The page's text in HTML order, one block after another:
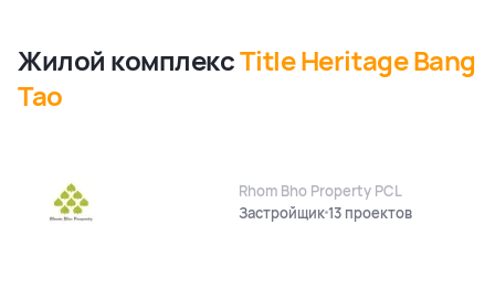
Жилой комплексTitle Heritage Bang
Tao
Rhom Bho Property PCL
Застройщик13 проектов